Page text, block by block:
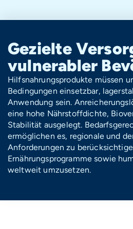
Gezielte
vulnerabler
Hilfsnahrungsprodukte müssen
Bedingungen einsetzbar,
Anwendung sein.
eine hohe Nährstoffdichte,
Stabilität ausgelegt.
ermöglichen es, regionale und
Anforderungen zu
Ernährungsprogramme sowie
weltweit umzusetzen.